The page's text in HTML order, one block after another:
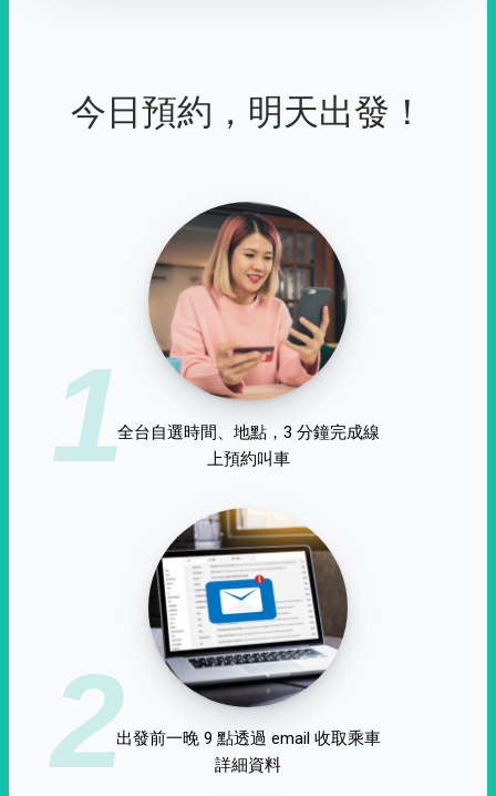
今日預約，明天出發！
1全台自選時間、地點，3 分鐘完成線
上預約叫車
2出發前一晚 9 點透過 email 收取乘車
詳細資料